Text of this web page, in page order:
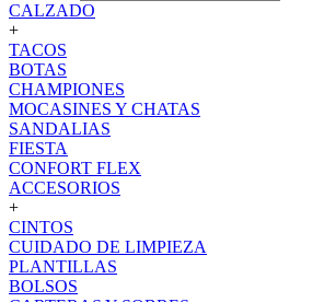
CALZADO
+
TACOS
BOTAS
CHAMPIONES
MOCASINES Y CHATAS
SANDALIAS
FIESTA
CONFORT FLEX
ACCESORIOS
+
CINTOS
CUIDADO DE LIMPIEZA
PLANTILLAS
BOLSOS